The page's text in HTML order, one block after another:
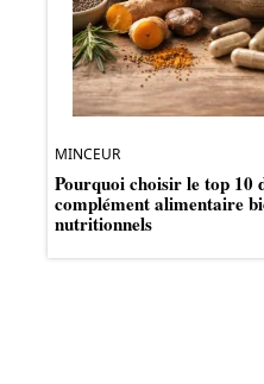
MINCEUR
Pourquoi choisir le top 10
complément alimentaire
nutritionnels